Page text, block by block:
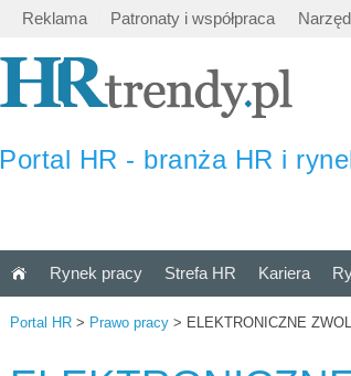
Reklama Patronaty i współpraca
Portal HR - branża HR i
Rynek pracy Strefa HR Kariera
Portal HR > Prawo pracy > ELEKTRONICZNE